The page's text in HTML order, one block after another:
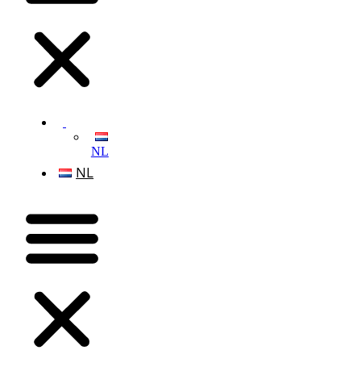
NL
NL